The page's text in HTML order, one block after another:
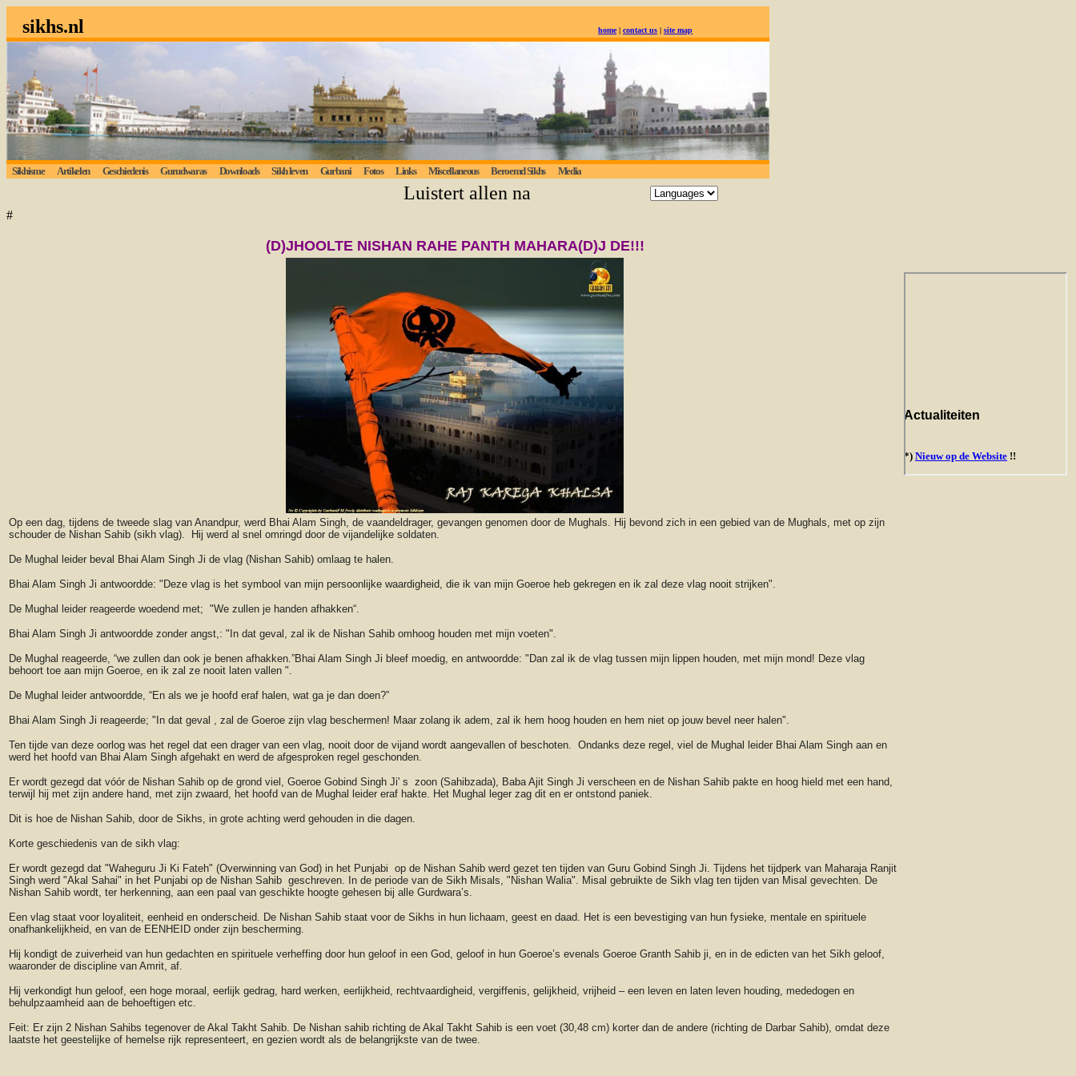
sikhs.nl home| contact us | site map
Sikhisme Artikelen Geschiedenis Gurudwaras Downloads Sikh leven Gurbani Fotos Links Miscellaneous Beroemd Sikhs Media
Luistert allen naar de eeuwige waarheid; degene die lief heeft zal God verkrijgen. -
#
(D)JHOOLTE NISHAN RAHE PANTH MAHARA(D)J DE!!!
Op een dag, tijdens de tweede slag van Anandpur, werd Bhai Alam Singh, de vaandeldrager, gevangen genomen door de Mughals. Hij bevond zich in een gebied van de Mughals, met op zijn
schouder de Nishan Sahib (sikh vlag). Hij werd al snel omringd door de vijandelijke soldaten.
De Mughal leider beval Bhai Alam Singh Ji de vlag (Nishan Sahib) omlaag te halen.
Bhai Alam Singh Ji antwoordde: "Deze vlag is het symbool van mijn persoonlijke waardigheid, die ik van mijn Goeroe heb gekregen en ik zal deze vlag nooit strijken".
De Mughal leider reageerde woedend met; "We zullen je handen afhakken“.
Bhai Alam Singh Ji antwoordde zonder angst,: "In dat geval, zal ik de Nishan Sahib omhoog houden met mijn voeten".
De Mughal reageerde, “we zullen dan ook je benen afhakken.”Bhai Alam Singh Ji bleef moedig, en antwoordde: "Dan zal ik de vlag tussen mijn lippen houden, met mijn mond! Deze vlag
behoort toe aan mijn Goeroe, en ik zal ze nooit laten vallen ".
De Mughal leider antwoordde, “En als we je hoofd eraf halen, wat ga je dan doen?”
Bhai Alam Singh Ji reageerde; "In dat geval , zal de Goeroe zijn vlag beschermen! Maar zolang ik adem, zal ik hem hoog houden en hem niet op jouw bevel neer halen".
Ten tijde van deze oorlog was het regel dat een drager van een vlag, nooit door de vijand wordt aangevallen of beschoten. Ondanks deze regel, viel de Mughal leider Bhai Alam Singh aan en
werd het hoofd van Bhai Alam Singh afgehakt en werd de afgesproken regel geschonden.
Er wordt gezegd dat vóór de Nishan Sahib op de grond viel, Goeroe Gobind Singh Ji' s zoon (Sahibzada), Baba Ajit Singh Ji verscheen en de Nishan Sahib pakte en hoog hield met een hand,
terwijl hij met zijn andere hand, met zijn zwaard, het hoofd van de Mughal leider eraf hakte. Het Mughal leger zag dit en er ontstond paniek.
Dit is hoe de Nishan Sahib, door de Sikhs, in grote achting werd gehouden in die dagen.
Korte geschiedenis van de sikh vlag:
Er wordt gezegd dat "Waheguru Ji Ki Fateh" (Overwinning van God) in het Punjabi op de Nishan Sahib werd gezet ten tijden van Guru Gobind Singh Ji. Tijdens het tijdperk van Maharaja Ranjit
Singh werd "Akal Sahai" in het Punjabi op de Nishan Sahib geschreven. In de periode van de Sikh Misals, "Nishan Walia". Misal gebruikte de Sikh vlag ten tijden van Misal gevechten. De
Nishan Sahib wordt, ter herkenning, aan een paal van geschikte hoogte gehesen bij alle Gurdwara’s.
Een vlag staat voor loyaliteit, eenheid en onderscheid. De Nishan Sahib staat voor de Sikhs in hun lichaam, geest en daad. Het is een bevestiging van hun fysieke, mentale en spirituele
onafhankelijkheid, en van de EENHEID onder zijn bescherming.
Hij kondigt de zuiverheid van hun gedachten en spirituele verheffing door hun geloof in een God, geloof in hun Goeroe’s evenals Goeroe Granth Sahib ji, en in de edicten van het Sikh geloof,
waaronder de discipline van Amrit, af.
Hij verkondigt hun geloof, een hoge moraal, eerlijk gedrag, hard werken, eerlijkheid, rechtvaardigheid, vergiffenis, gelijkheid, vrijheid – een leven en laten leven houding, mededogen en
behulpzaamheid aan de behoeftigen etc.
Feit: Er zijn 2 Nishan Sahibs tegenover de Akal Takht Sahib. De Nishan sahib richting de Akal Takht Sahib is een voet (30,48 cm) korter dan de andere (richting de Darbar Sahib), omdat deze
laatste het geestelijke of hemelse rijk representeert, en gezien wordt als de belangrijkste van de twee.